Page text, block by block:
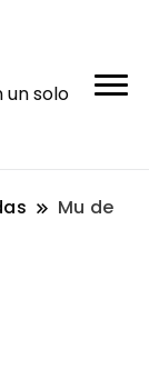
un solo
Mu de